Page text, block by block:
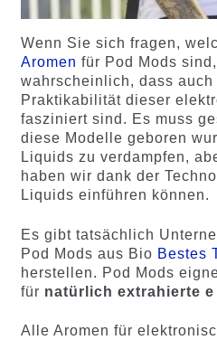
Wenn Sie sich fragen,
Aromen für Pod Mods
wahrscheinlich, dass auch
Praktikabilität dieser
fasziniert sind. Es muss
diese Modelle geboren
Liquids zu verdampfen,
haben wir dank der
Liquids einführen können.
Es gibt tatsächlich
Pod Mods aus Bio Bestes
herstellen. Pod Mods
für natürlich extrahierte
Alle Aromen für